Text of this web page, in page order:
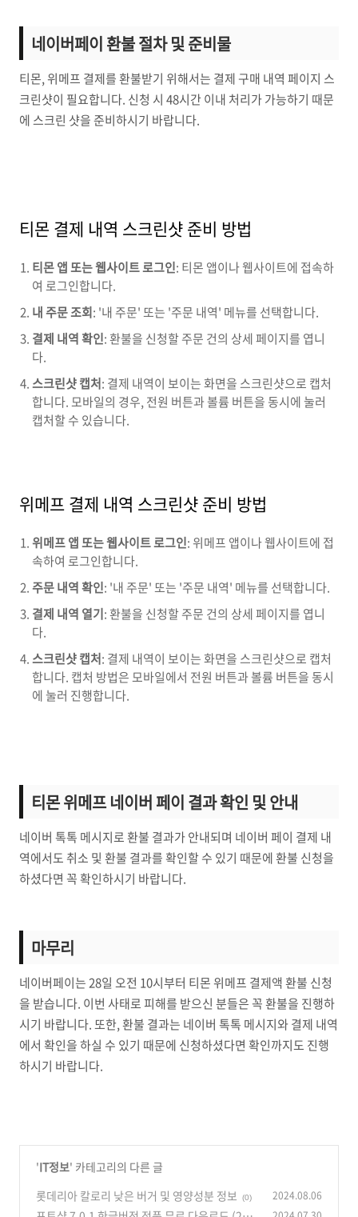
네이버페이 환불 절차 및 준비물
티몬, 위메프 결제를 환불받기 위해서는 결제 구매 내역 페이지 스
크린샷이 필요합니다. 신청 시 48시간 이내 처리가 가능하기 때문
에 스크린 샷을 준비하시기 바랍니다.
티몬 결제 내역 스크린샷 준비 방법
티몬 앱 또는 웹사이트 로그인: 티몬 앱이나 웹사이트에 접속하
여 로그인합니다.
내 주문 조회: '내 주문' 또는 '주문 내역' 메뉴를 선택합니다.
결제 내역 확인: 환불을 신청할 주문 건의 상세 페이지를 엽니
다.
스크린샷 캡처: 결제 내역이 보이는 화면을 스크린샷으로 캡처
합니다. 모바일의 경우, 전원 버튼과 볼륨 버튼을 동시에 눌러
캡처할 수 있습니다.
위메프 결제 내역 스크린샷 준비 방법
위메프 앱 또는 웹사이트 로그인: 위메프 앱이나 웹사이트에 접
속하여 로그인합니다.
주문 내역 확인: '내 주문' 또는 '주문 내역' 메뉴를 선택합니다.
결제 내역 열기: 환불을 신청할 주문 건의 상세 페이지를 엽니
다.
스크린샷 캡처: 결제 내역이 보이는 화면을 스크린샷으로 캡처
합니다. 캡처 방법은 모바일에서 전원 버튼과 볼륨 버튼을 동시
에 눌러 진행합니다.
티몬 위메프 네이버 페이 결과 확인 및 안내
네이버 톡톡 메시지로 환불 결과가 안내되며 네이버 페이 결제 내
역에서도 취소 및 환불 결과를 확인할 수 있기 때문에 환불 신청을
하셨다면 꼭 확인하시기 바랍니다.
마무리
네이버페이는 28일 오전 10시부터 티몬 위메프 결제액 환불 신청
을 받습니다. 이번 사태로 피해를 받으신 분들은 꼭 환불을 진행하
시기 바랍니다. 또한, 환불 결과는 네이버 톡톡 메시지와 결제 내역
에서 확인을 하실 수 있기 때문에 신청하셨다면 확인까지도 진행
하시기 바랍니다.
'IT정보' 카테고리의 다른 글
롯데리아 칼로리 낮은 버거 및 영양성분 정보
(0) 2024.08.06